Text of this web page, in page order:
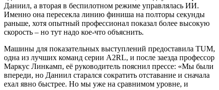
Даниил, а вторая в беспилотном режиме управлялась ИИ.
Именно она пересекла линию финиша на полторы секунды
раньше, хотя опытный профессионал показал более высокую
скорость – но тут надо кое-что объяснить.
Машины для показательных выступлений предоставила TUM,
одна из лучших команд серии A2RL, и после заезда профессор
Маркус Линкамп, её руководитель пояснил прессе: «Мы были
впереди, но Даниил старался сократить отставание и сначала
ехал явно быстрее. Но мы уже на сравнимом уровне, и